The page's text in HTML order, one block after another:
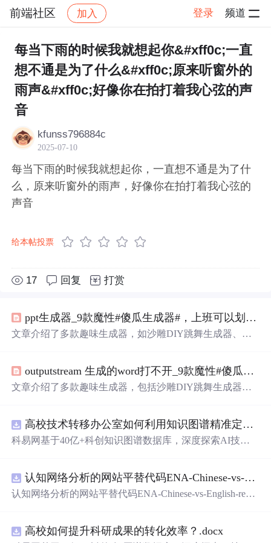
前端社区 加入 登录 频道
社区 前端社区 感慨 帖子详情
每当下雨的时候我就想起你&#xff0c;一直
想不通是为了什么&#xff0c;原来听窗外的
雨声&#xff0c;好像你在拍打着我心弦的声
音
kfunss796884c
2025-07-10
每当下雨的时候我就想起你，一直想不通是为了什
么，原来听窗外的雨声，好像你在拍打着我心弦的
声音
给本帖投票
17 回复 打赏
ppt生成器_9款魔性#傻瓜生成器#，上班可以划水一天
文章介绍了多款趣味生成器，如沙雕DIY跳舞生成器、狗
能用于拖延或实现图片合成等，适合上班划水时使用。outputstream 生成的word打不开_9款魔性#傻瓜生成器#，上班可以划水一天
文章介绍了多款趣味生成器，包括沙雕DIY跳舞生成器、
的能用于拖延或实现图片合成等，适合上班划水时使用。
高校技术转移办公室如何利用知识图谱精准定位产业需求与技术适配点？.docx
科易网基于40亿+科创知识图谱数据库，深度探索AI技术
新领域的AI+数智化解决方案，推动科技创新与产业创新
智能化发展。
认知网络分析的网站平替代码ENA-Chinese-vs-English-reproducible.zip
认知网络分析的网站平替代码ENA-Chinese-vs-English-repro
高校如何提升科研成果的转化效率？.docx